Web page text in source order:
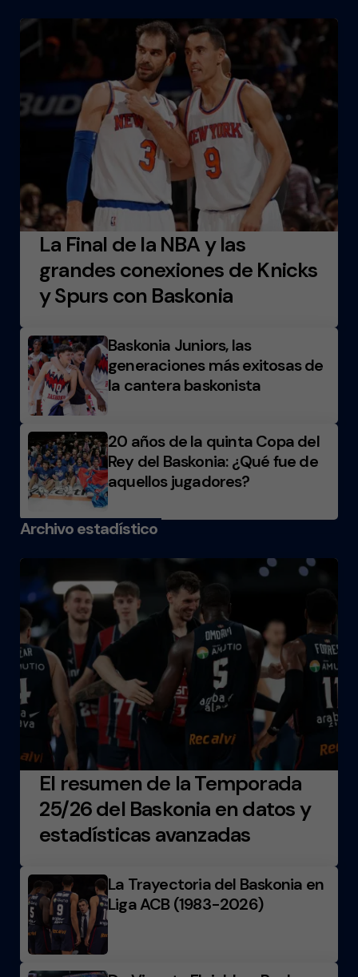
La Final de la NBA y las
grandes conexiones de Knicks
y Spurs con Baskonia
Baskonia Juniors, las
generaciones más exitosas de
la cantera baskonista
20 años de la quinta Copa del
Rey del Baskonia: ¿Qué fue de
aquellos jugadores?
Archivo estadístico
El resumen de la Temporada
25/26 del Baskonia en datos y
estadísticas avanzadas
La Trayectoria del Baskonia en
Liga ACB (1983-2026)